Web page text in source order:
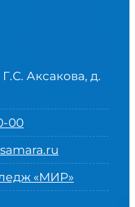
Аксакова, д.
00
«МИР»